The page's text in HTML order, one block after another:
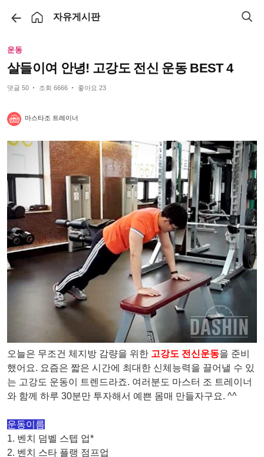
자유게시판
운동
살들이여 안녕! 고강도 전신 운동 BEST 4
댓글 50 · 조회 6666 · 좋아요 23
마스타조 트레이너
오늘은 무조건 체지방 감량을 위한 고강도 전신운동을 준비
했어요. 요즘은 짧은 시간에 최대한 신체능력을 끌어낼 수 있
는 고강도 운동이 트렌드라죠. 여러분도 마스터 조 트레이너
와 함께 하루 30분만 투자해서 예쁜 몸매 만들자구요. ^^
운동이름
1. 벤치 덤벨 스텝 업*
2. 벤치 스타 플랭 점프업